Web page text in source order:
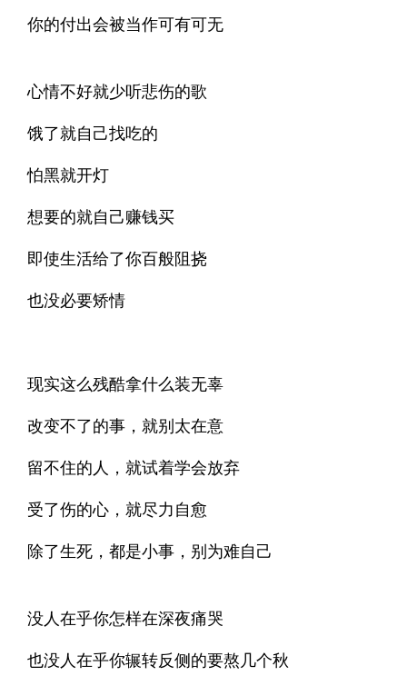
你的付出会被当作可有可无
心情不好就少听悲伤的歌
饿了就自己找吃的
怕黑就开灯
想要的就自己赚钱买
即使生活给了你百般阻挠
也没必要矫情
现实这么残酷拿什么装无辜
改变不了的事，就别太在意
留不住的人，就试着学会放弃
受了伤的心，就尽力自愈
除了生死，都是小事，别为难自己
没人在乎你怎样在深夜痛哭
也没人在乎你辗转反侧的要熬几个秋